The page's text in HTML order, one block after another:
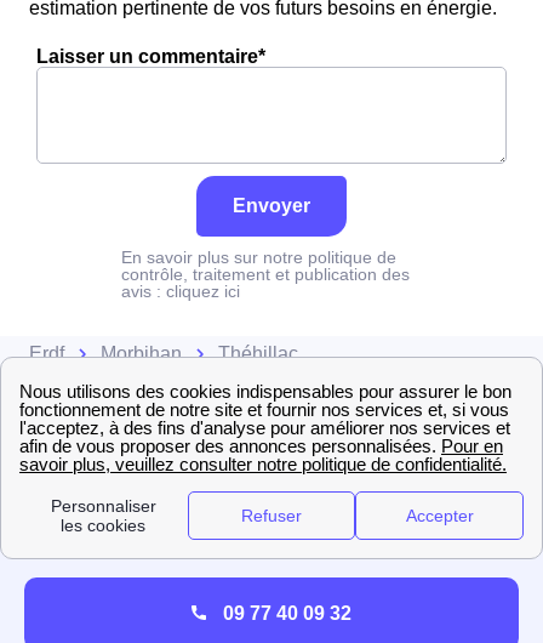
estimation pertinente de vos futurs besoins en énergie.
Laisser un commentaire*
Envoyer
En savoir plus sur notre politique de
contrôle, traitement et publication des
avis : cliquez ici
Erdf Morbihan Théhillac
09 77 40 09 32